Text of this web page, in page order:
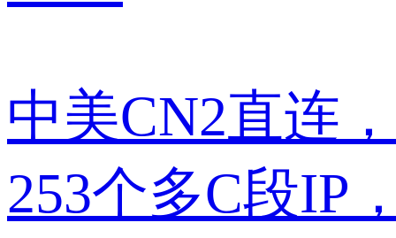
中美CN2直连
253个多C段IP